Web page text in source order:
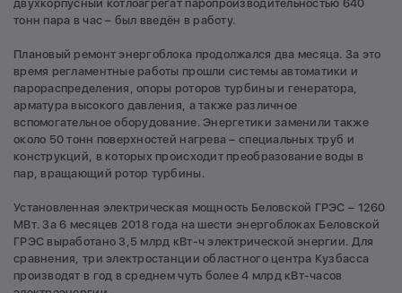
двухкорпусный котлоагрегат паропроизводительностью 640
тонн пара в час – был введён в работу.
Плановый ремонт энергоблока продолжался два месяца. За это
время регламентные работы прошли системы автоматики и
парораспределения, опоры роторов турбины и генератора,
арматура высокого давления, а также различное
вспомогательное оборудование. Энергетики заменили также
около 50 тонн поверхностей нагрева – специальных труб и
конструкций, в которых происходит преобразование воды в
пар, вращающий ротор турбины.
Установленная электрическая мощность Беловской ГРЭС – 1260
МВт. За 6 месяцев 2018 года на шести энергоблоках Беловской
ГРЭС выработано 3,5 млрд кВт-ч электрической энергии. Для
сравнения, три электростанции областного центра Кузбасса
производят в год в среднем чуть более 4 млрд кВт-часов